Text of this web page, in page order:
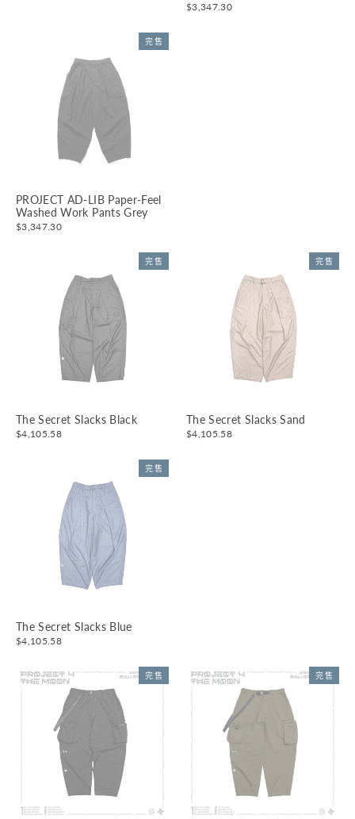
$3,347.30
完售
PROJECT AD-LIB Paper-Feel
Washed Work Pants Grey
$3,347.30
完售
The Secret Slacks Black
$4,105.58
完售
The Secret Slacks Sand
$4,105.58
完售
The Secret Slacks Blue
$4,105.58
完售 完售